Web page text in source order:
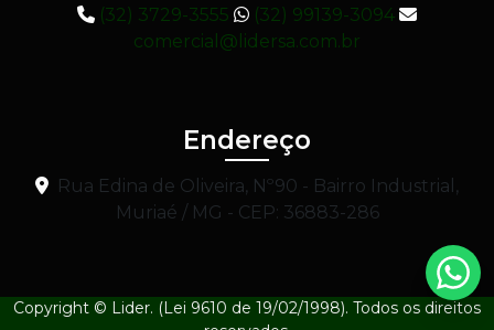
(32) 3729-3555
(32) 99139-3094
comercial@lidersa.com.br
Endereço
Rua Edina de Oliveira, Nº90 - Bairro Industrial,
Muriaé / MG - CEP: 36883-286
Copyright © Lider. (Lei 9610 de 19/02/1998). Todos os direitos